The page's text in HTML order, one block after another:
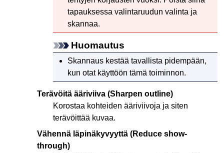
tapauksessa valintaruudun valinta ja
skannaa.
Huomautus
Skannaus kestää tavallista pidempään,
kun otat käyttöön tämä toiminnon.
Terävöitä ääriviiva (Sharpen outline)
Korostaa kohteiden ääriviivoja ja siten
terävöittää kuvaa.
Vähennä läpinäkyvyyttä (Reduce show-
through)